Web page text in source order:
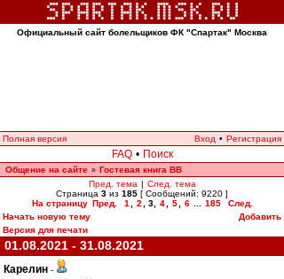
Официальный сайт болельщиков ФК "Спартак" Москва
Полная версия Вход • Регистрация
FAQ • Поиск
Общение на сайте » Гостевая книга ВВ
Пред. тема | След. тема
Страница 3 из 185 [ Сообщений: 9220 ]
На страницу Пред. 1 2 3, 4 5 6 185
След.
Начать новую тему
Добавить
Версия для печати
01.08.2021 - 31.08.2021
Карелин -